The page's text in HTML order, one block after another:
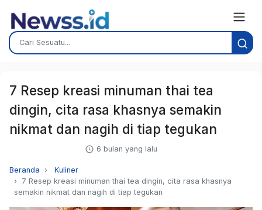
7 Resep kreasi minuman thai tea
dingin, cita rasa khasnya semakin
nikmat dan nagih di tiap tegukan
6 bulan yang lalu
Beranda
Kuliner
7 Resep kreasi minuman thai tea dingin, cita rasa khasnya
semakin nikmat dan nagih di tiap tegukan